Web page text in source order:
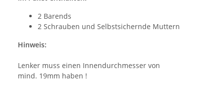
2 Barends
2 Schrauben und Selbstsichernde Muttern
Hinweis:
Lenker muss einen Innendurchmesser von
mind. 19mm haben !